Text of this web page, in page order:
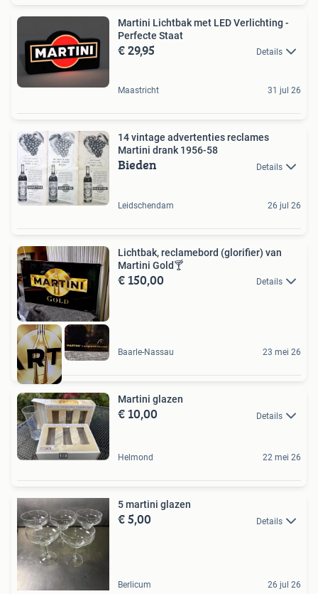
Martini Lichtbak met LED Verlichting -
Perfecte Staat
€ 29,95 Details
Maastricht 31 jul 26
14 vintage advertenties reclames
Martini drank 1956-58
Bieden Details
Leidschendam 26 jul 26
Lichtbak, reclamebord (glorifier) van
Martini Gold🍸
€ 150,00 Details
Baarle-Nassau 23 mei 26
Martini glazen
€ 10,00 Details
Helmond 22 mei 26
5 martini glazen
€ 5,00 Details
Berlicum 26 jul 26